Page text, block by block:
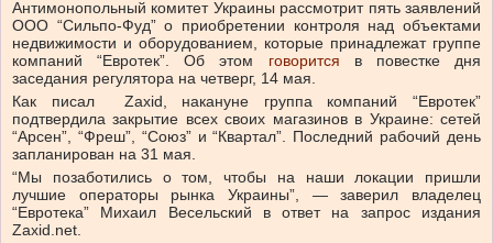
Антимонопольный комитет Украины рассмотрит пять заявлений
ООО “Сильпо-Фуд” о приобретении контроля над объектами
недвижимости и оборудованием, которые принадлежат группе
компаний “Евротек”.
Об этом говорится
в повестке дня
заседания регулятора на четверг, 14 мая.
Как
писалZaxid, накануне группа компаний “Евротек”
подтвердила закрытие всех своих магазинов в Украине: сетей
“Арсен”, “Фреш”, “Союз” и “Квартал”. Последний рабочий день
запланирован на 31 мая.
“Мы позаботились о том, чтобы на наши локации пришли
лучшие операторы рынка Украины”, — заверил владелец
“Евротека” Михаил Весельский в ответ на запрос издания
Zaxid.net.